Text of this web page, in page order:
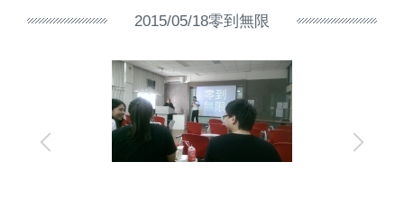
2015/05/18零到無限